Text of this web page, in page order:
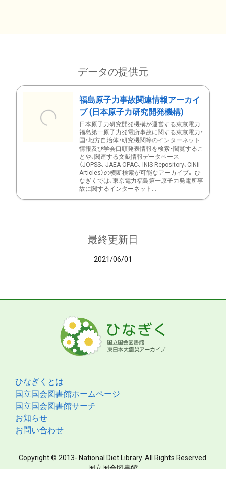
データの提供元
福島原子力事故関連情報アーカイ
ブ (日本原子力研究開発機構)
日本原子力研究開発機構が運営する東京電力
福島第一原子力発電所事故に関する東京電力・
国・地方自治体・研究機関等のインターネット
情報及び学会口頭発表情報を検索・閲覧するこ
とや、関連する文献情報データベース
（JOPSS、 JAEA OPAC、 INIS Repository、CiNii
Articles）の横断検索が可能なアーカイブ。 ひ
なぎくでは、東京電力福島第一原子力発電所事
故に関するインターネット...
最終更新日
2021/06/01
ひなぎくとは
国立国会図書館ホームページ
国立国会図書館サーチ
お知らせ
お問い合わせ
Copyright © 2013- National Diet Library. All Rights Reserved.